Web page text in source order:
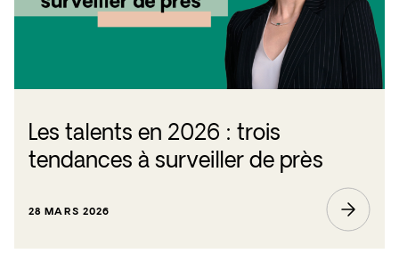
Les talents en 2026 : trois
tendances à surveiller de près
28 MARS 2026